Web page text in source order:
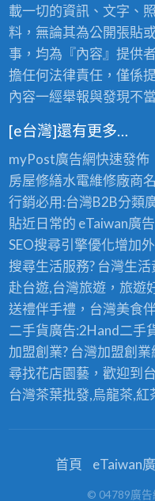
載一切的資訊、文字、
料，無論其為公開張貼
事，均為『內容』提供
擔任何法律責任，僅係
內容一經舉報與發現不
[e台灣]還有更多…
myPost廣告網快速發佈
房屋修繕水電維修廠商
行銷必用:台灣B2B分類
貼近日常的 eTaiwan廣
SEO搜尋引擎優化增加
搜尋生活服務? 台灣生活
赴台遊,台灣旅遊，旅遊
送禮伴手禮，台灣美食
二手貨廣告:2Hand二手
加盟創業? 台灣加盟創業
尋找花店園藝，歡迎到
台灣茶葉批發,烏龍茶,紅
首頁 eTaiwan
© 04789廣告